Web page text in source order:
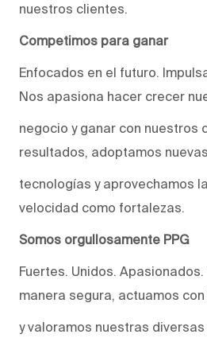
nuestros clientes.
Competimos para ganar
Enfocados en el futuro.
Nos apasiona hacer crecer
negocio y ganar con nuestros
resultados, adoptamos nuevas
tecnologías y aprovechamos
velocidad como fortalezas.
Somos orgullosamente PPG
Fuertes. Unidos.
manera segura, actuamos
y valoramos nuestras